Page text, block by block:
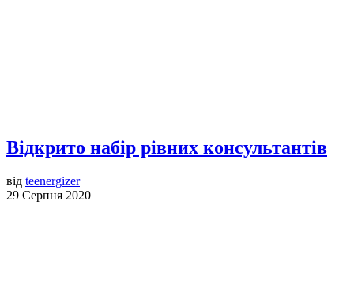
Відкрито набір рівних консультантів
від teenergizer
29 Серпня 2020